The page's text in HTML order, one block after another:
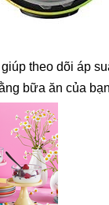
theo dõi áp
bữa ăn của